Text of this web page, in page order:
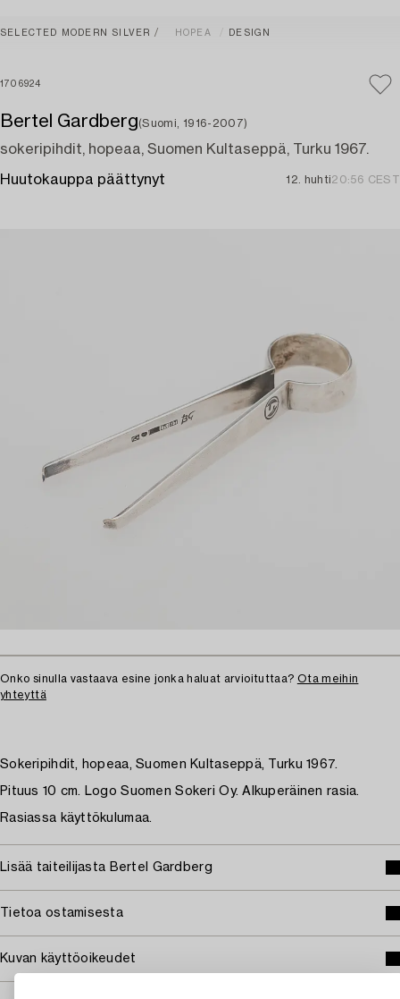
SELECTED MODERN SILVER HOPEA DESIGN
1706924
Bertel Gardberg(Suomi, 1916-2007)
sokeripihdit, hopeaa, Suomen Kultaseppä, Turku 1967.
Huutokauppa päättynyt 12. huhti20:56 CEST
Onko sinulla vastaava esine jonka haluat arvioituttaa? Ota meihin
yhteyttä
Sokeripihdit, hopeaa, Suomen Kultaseppä, Turku 1967.
Pituus 10 cm. Logo Suomen Sokeri Oy. Alkuperäinen rasia.
Rasiassa käyttökulumaa.
Lisää taiteilijasta Bertel Gardberg
Tietoa ostamisesta
Kuvan käyttöoikeudet